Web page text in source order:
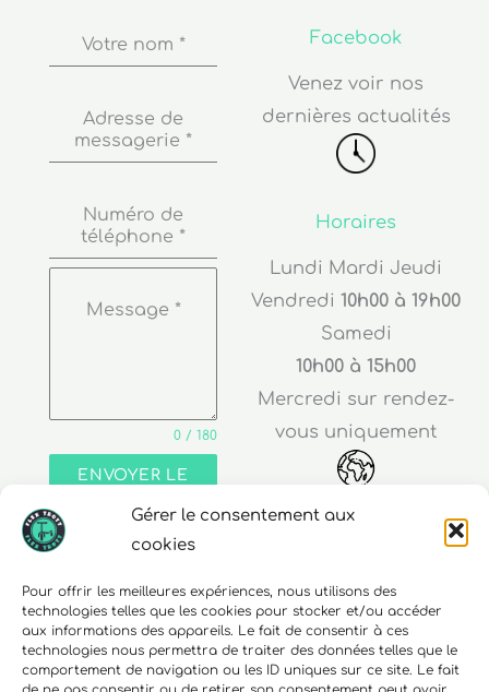
Gérer le consentement aux
cookies
Pour offrir les meilleures expériences, nous utilisons des
technologies telles que les cookies pour stocker et/ou accéder
aux informations des appareils. Le fait de consentir à ces
technologies nous permettra de traiter des données telles que le
comportement de navigation ou les ID uniques sur ce site. Le fait
Votre nom *
Adresse de
messagerie *
Numéro de
téléphone *
Message *
0 / 180
ENVOYER LE
Facebook
Venez voir nos
dernières actualités
Horaires
Lundi Mardi Jeudi
Vendredi 10h00 à 19h00
Samedi
10h00 à 15h00
Mercredi sur rendez-
vous uniquement
30 rue Edouard Richard
68000 Colmar